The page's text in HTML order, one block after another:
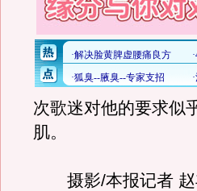
次歌迷对他的要求似
肌。
摄影/本报记者 赵